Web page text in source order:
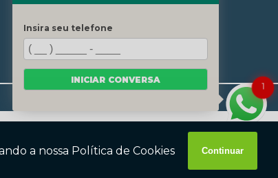
1
Insira seu telefone
INICIAR CONVERSA